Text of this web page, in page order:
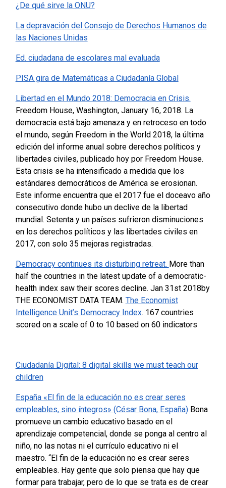
¿De qué sirve la ONU?
La depravación del Consejo de Derechos Humanos de
las Naciones Unidas
Ed. ciudadana de escolares mal evaluada
PISA gira de Matemáticas a Ciudadanía Global
Libertad en el Mundo 2018: Democracia en Crisis.
Freedom House, Washington, January 16, 2018. La
democracia está bajo amenaza y en retroceso en todo
el mundo, según Freedom in the World 2018, la última
edición del informe anual sobre derechos políticos y
libertades civiles, publicado hoy por Freedom House.
Esta crisis se ha intensificado a medida que los
estándares democráticos de América se erosionan.
Este informe encuentra que el 2017 fue el doceavo año
consecutivo donde hubo un declive de la libertad
mundial. Setenta y un países sufrieron disminuciones
en los derechos políticos y las libertades civiles en
2017, con solo 35 mejoras registradas.
Democracy continues its disturbing retreat. More than
half the countries in the latest update of a democratic-
health index saw their scores decline. Jan 31st 2018by
THE ECONOMIST DATA TEAM. The Economist
Intelligence Unit’s Democracy Index. 167 countries
scored on a scale of 0 to 10 based on 60 indicators
Ciudadanía Digital: 8 digital skills we must teach our
children
España «El fin de la educación no es crear seres
empleables, sino íntegros» (César Bona, España) Bona
promueve un cambio educativo basado en el
aprendizaje competencial, donde se ponga al centro al
niño, no las notas ni el currículo educativo ni el
maestro. “El fin de la educación no es crear seres
empleables. Hay gente que solo piensa que hay que
formar para trabajar, pero de lo que se trata es de crear